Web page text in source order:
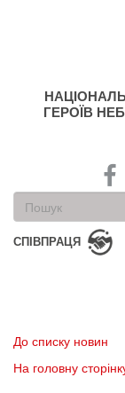
ГЕРОЇВ
Пошукова
форма
Пошук
СПІВПРАЦЯ
До списку новин
На головну